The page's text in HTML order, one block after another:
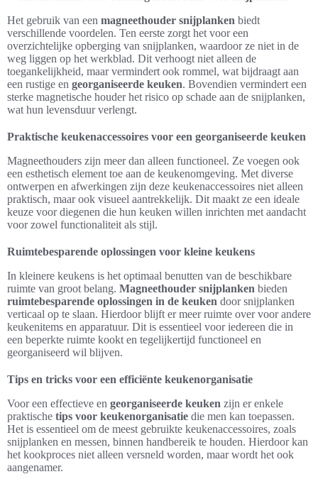
Het gebruik van een magneethouder snijplanken biedt
verschillende voordelen. Ten eerste zorgt het voor een
overzichtelijke opberging van snijplanken, waardoor ze niet in de
weg liggen op het werkblad. Dit verhoogt niet alleen de
toegankelijkheid, maar vermindert ook rommel, wat bijdraagt aan
een rustige en georganiseerde keuken. Bovendien vermindert een
sterke magnetische houder het risico op schade aan de snijplanken,
wat hun levensduur verlengt.
Praktische keukenaccessoires voor een georganiseerde keuken
Magneethouders zijn meer dan alleen functioneel. Ze voegen ook
een esthetisch element toe aan de keukenomgeving. Met diverse
ontwerpen en afwerkingen zijn deze keukenaccessoires niet alleen
praktisch, maar ook visueel aantrekkelijk. Dit maakt ze een ideale
keuze voor diegenen die hun keuken willen inrichten met aandacht
voor zowel functionaliteit als stijl.
Ruimtebesparende oplossingen voor kleine keukens
In kleinere keukens is het optimaal benutten van de beschikbare
ruimte van groot belang. Magneethouder snijplanken bieden
ruimtebesparende oplossingen in de keuken door snijplanken
verticaal op te slaan. Hierdoor blijft er meer ruimte over voor andere
keukenitems en apparatuur. Dit is essentieel voor iedereen die in
een beperkte ruimte kookt en tegelijkertijd functioneel en
georganiseerd wil blijven.
Tips en tricks voor een efficiënte keukenorganisatie
Voor een effectieve en georganiseerde keuken zijn er enkele
praktische tips voor keukenorganisatie die men kan toepassen.
Het is essentieel om de meest gebruikte keukenaccessoires, zoals
snijplanken en messen, binnen handbereik te houden. Hierdoor kan
het kookproces niet alleen versneld worden, maar wordt het ook
aangenamer.